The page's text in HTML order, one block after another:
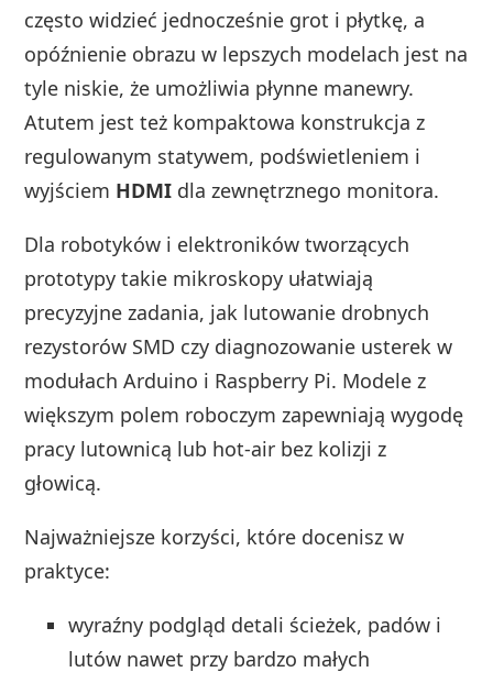
często widzieć jednocześnie grot i płytkę, a
opóźnienie obrazu w lepszych modelach jest na
tyle niskie, że umożliwia płynne manewry.
Atutem jest też kompaktowa konstrukcja z
regulowanym statywem, podświetleniem i
wyjściem HDMI dla zewnętrznego monitora.
Dla robotyków i elektroników tworzących
prototypy takie mikroskopy ułatwiają
precyzyjne zadania, jak lutowanie drobnych
rezystorów SMD czy diagnozowanie usterek w
modułach Arduino i Raspberry Pi. Modele z
większym polem roboczym zapewniają wygodę
pracy lutownicą lub hot-air bez kolizji z
głowicą.
Najważniejsze korzyści, które docenisz w
praktyce:
wyraźny podgląd detali ścieżek, padów i
lutów nawet przy bardzo małych